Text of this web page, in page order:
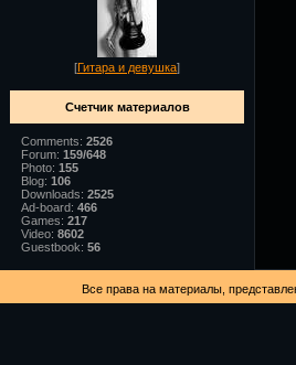
[Гитара и девушка]
Счетчик материалов
Comments: 2526
Forum: 159/648
Photo: 155
Blog: 106
Downloads: 2525
Ad-board: 466
Games: 217
Video: 8602
Guestbook: 56
Все права на материалы,